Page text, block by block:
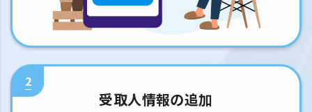
2
受取人情報の追加